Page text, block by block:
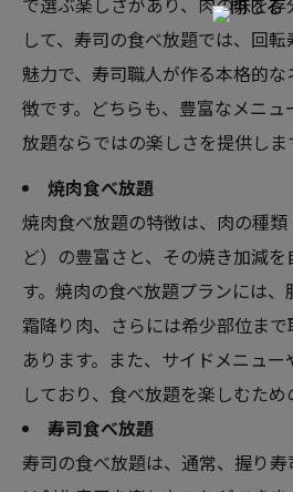
して、寿司の食べ放題では、回
魅力で、寿司職人が作る本格的
徴です。どちらも、豊富なメニュ
放題ならではの楽しさを提供しま
焼肉食べ放題
焼肉食べ放題の特徴は、肉の種
ど）の豊富さと、その焼き加減
す。焼肉の食べ放題プランには
霜降り肉、さらには希少部位ま
あります。また、サイドメニュ
しており、食べ放題を楽しむため
寿司食べ放題
寿司の食べ放題は、通常、握り